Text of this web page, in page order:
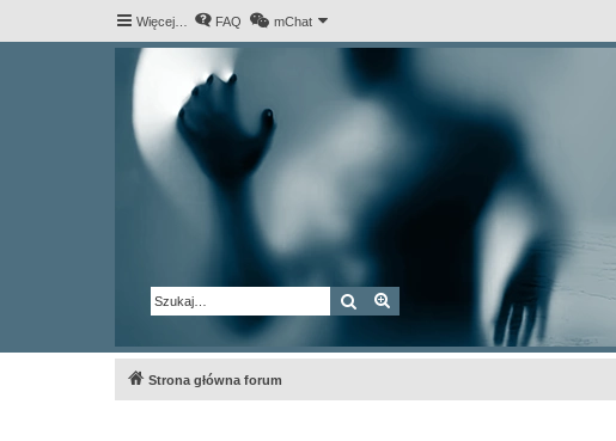
Więcej… FAQ mChat
Szukaj Wyszukiwanie zaawansowane
Strona główna forum